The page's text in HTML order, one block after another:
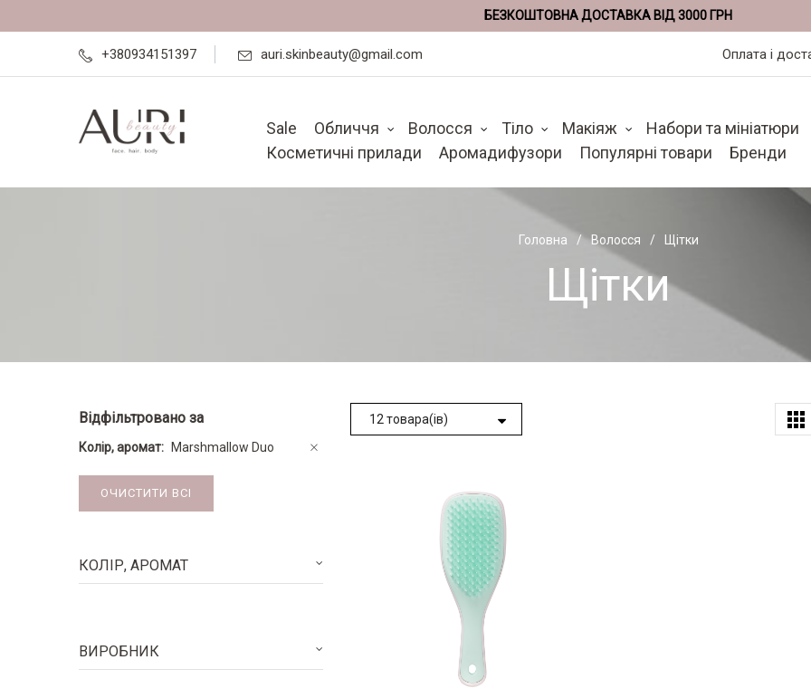
БЕЗКОШТОВНА ДОСТАВКА ВІД 3000 ГРН
+380934151397 auri.skinbeauty@gmail.com Оплата і
Sale Обличчя Волосся Тіло Макіяж
Набори та мініатюри
Косметичні прилади
Аромадифузори Популярні товари Бренди
Головна Волосся Щітки
Щітки
Відфільтровано за
Колір, аромат Marshmallow Duo
ОЧИСТИТИ ВСІ
КОЛІР, АРОМАТ
ВИРОБНИК